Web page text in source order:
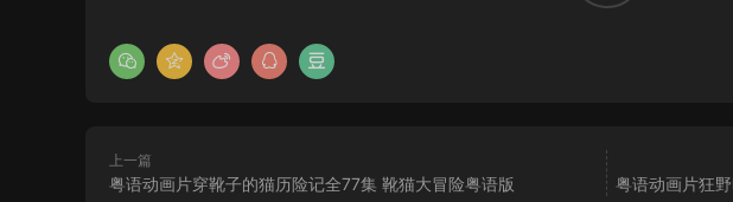
上一篇
粤语动画片穿靴子的猫历险记全77集 靴猫大冒险粤语版 粤语动画片狂